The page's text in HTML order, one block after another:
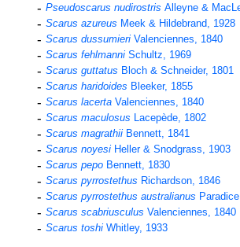
Pseudoscarus nudirostris Alleyne &
Scarus azureus Meek & Hildebrand, 1928
Scarus dussumieri Valenciennes, 1840
Scarus fehlmanni Schultz, 1969
Scarus guttatus Bloch & Schneider, 1801
Scarus haridoides Bleeker, 1855
Scarus lacerta Valenciennes, 1840
Scarus maculosus Lacepède, 1802
Scarus magrathii Bennett, 1841
Scarus noyesi Heller & Snodgrass, 1903
Scarus pepo Bennett, 1830
Scarus pyrrostethus Richardson, 1846
Scarus pyrrostethus australianus
Scarus scabriusculus Valenciennes, 1840
Scarus toshi Whitley, 1933